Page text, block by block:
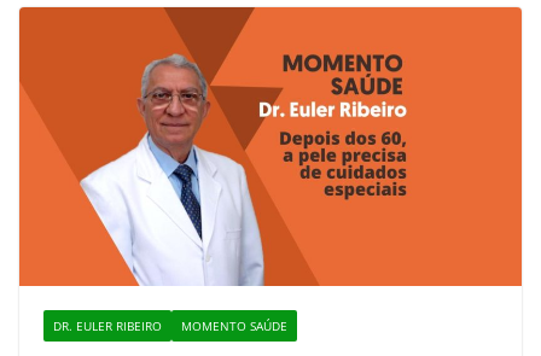
DR. EULER RIBEIRO MOMENTO SAÚDE